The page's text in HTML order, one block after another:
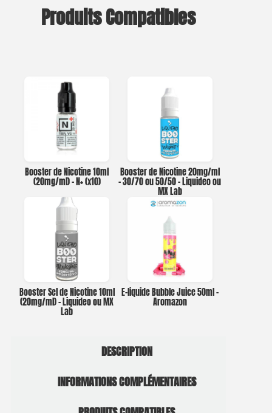
Produits Compatibles
Booster de Nicotine 10ml
(20mg/ml) – N+ (x10)
Booster de Nicotine 20mg/ml
– 30/70 ou 50/50 – Liquideo ou
MX Lab
Booster Sel de Nicotine 10ml
(20mg/ml) – Liquideo ou MX
Lab
E-liquide Bubble Juice 50ml –
Aromazon
DESCRIPTION
INFORMATIONS COMPLÉMENTAIRES